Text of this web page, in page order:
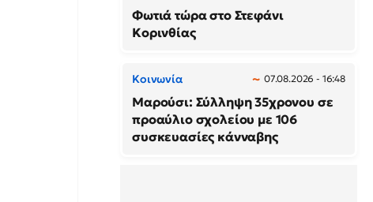
Φωτιά τώρα στο Στεφάνι
Κορινθίας
Κοινωνία 07.08.2026 - 16:48
Μαρούσι: Σύλληψη 35χρονου σε
προαύλιο σχολείου με 106
συσκευασίες κάνναβης